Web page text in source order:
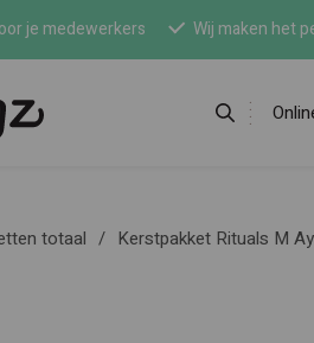
je medewerkers Wij maken het
totaal Kerstpakket Rituals M